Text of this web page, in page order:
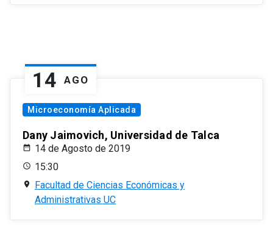
14 AGO
Microeconomía Aplicada
Dany Jaimovich, Universidad de Talca
14 de Agosto de 2019
15:30
Facultad de Ciencias Económicas y
Administrativas UC